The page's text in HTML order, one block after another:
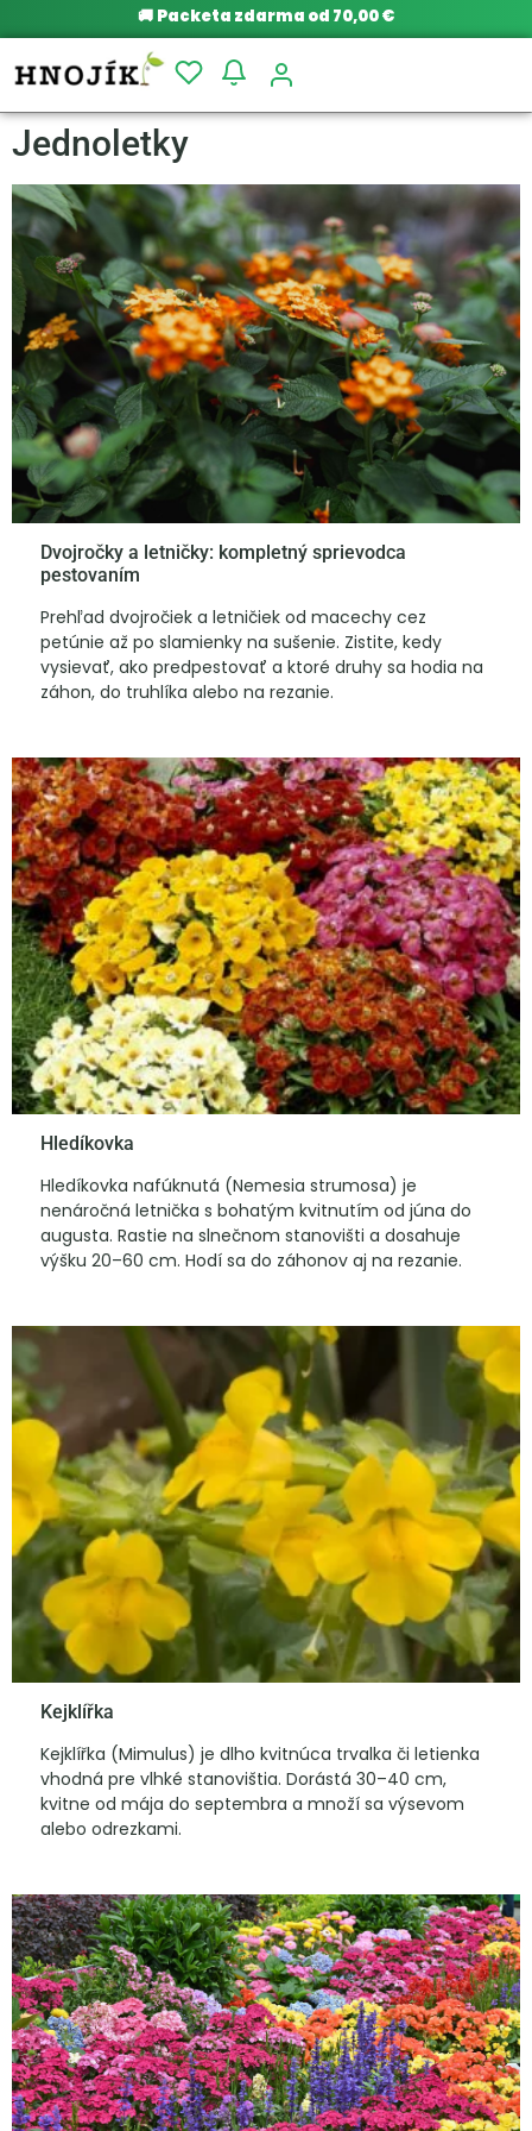
🚚 Packeta zdarma od 70,00 €
Jednoletky
Dvojročky a letničky: kompletný sprievodca
pestovaním
Prehľad dvojročiek a letničiek od macechy cez
petúnie až po slamienky na sušenie. Zistite, kedy
vysievať, ako predpestovať a ktoré druhy sa hodia na
záhon, do truhlíka alebo na rezanie.
Hledíkovka
Hledíkovka nafúknutá (Nemesia strumosa) je
nenáročná letnička s bohatým kvitnutím od júna do
augusta. Rastie na slnečnom stanovišti a dosahuje
výšku 20–60 cm. Hodí sa do záhonov aj na rezanie.
Kejklířka
Kejklířka (Mimulus) je dlho kvitnúca trvalka či letienka
vhodná pre vlhké stanovištia. Dorástá 30–40 cm,
kvitne od mája do septembra a množí sa výsevom
alebo odrezkami.